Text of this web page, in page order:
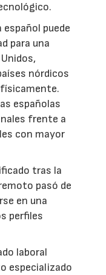
puede
para una
nórdicos
españolas
frente a
con mayor
tras la
pasó de
en una
perfiles
laboral
especializado